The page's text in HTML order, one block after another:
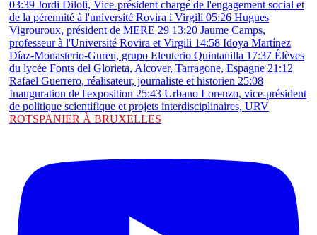
ROTSPANIER À BRUXELLES